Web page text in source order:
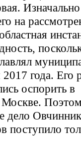
Изначально
на
года. Его
оспорить в
Москве.
дело
поступило